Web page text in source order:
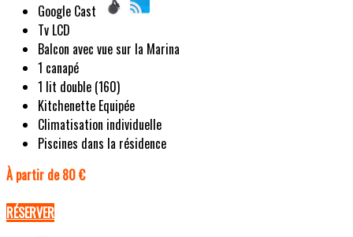
Google Cast
Tv LCD
Balcon avec vue sur la Marina
1 canapé
1 lit double (160)
Kitchenette Equipée
Climatisation individuelle
Piscines dans la résidence
À partir de 80 €
RÉSERVER